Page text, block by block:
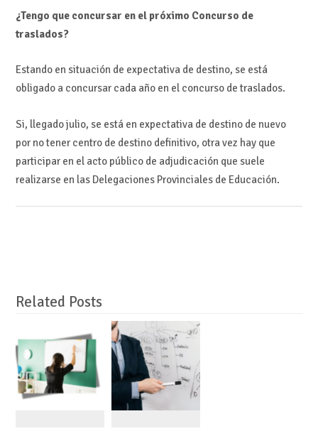
¿Tengo que concursar en el próximo Concurso de
traslados?
Estando en situación de expectativa de destino, se está
obligado a concursar cada año en el concurso de traslados.
Si, llegado julio, se está en expectativa de destino de nuevo
por no tener centro de destino definitivo, otra vez hay que
participar en el acto público de adjudicación que suele
realizarse en las Delegaciones Provinciales de Educación.
Related Posts